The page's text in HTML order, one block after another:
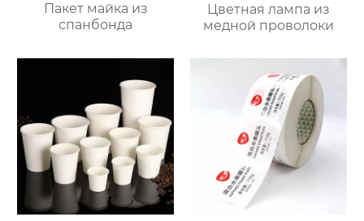
Пакет майка из
спанбонда
Цветная лампа из
медной проволоки